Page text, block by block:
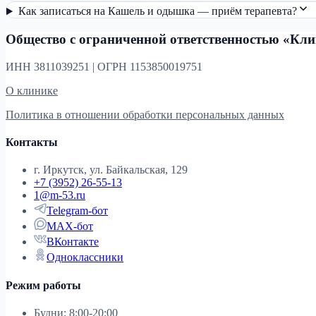
Как записаться на Кашель и одышка — приём терапевта?
Общество с ограниченной ответственностью
ИНН 3811039251 | ОГРН 1153850019751
О клинике
Политика в отношении обработки персональных данных
Контакты
г. Иркутск, ул. Байкальская, 129
+7 (3952) 26-55-13
1@m-53.ru
Telegram-бот
MAX-бот
ВКонтакте
Одноклассники
Режим работы
Будни: 8:00-20:00